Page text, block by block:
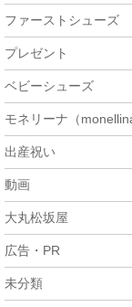
ファーストシューズ
プレゼント
ベビーシューズ
モネリーナ（
出産祝い
動画
大丸松坂屋
広告・PR
未分類